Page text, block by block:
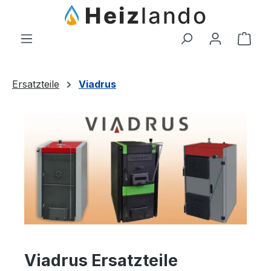
Zum Hauptinhalt springen
Ersatzteile Viadrus
Viadrus Ersatzteile